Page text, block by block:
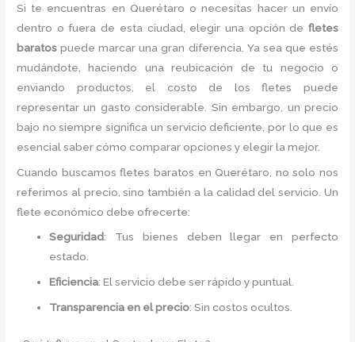
Si te encuentras en Querétaro o necesitas hacer un envío
dentro o fuera de esta ciudad, elegir una opción de fletes
baratos puede marcar una gran diferencia. Ya sea que estés
mudándote, haciendo una reubicación de tu negocio o
enviando productos, el costo de los fletes puede
representar un gasto considerable. Sin embargo, un precio
bajo no siempre significa un servicio deficiente, por lo que es
esencial saber cómo comparar opciones y elegir la mejor.
Cuando buscamos fletes baratos en Querétaro, no solo nos
referimos al precio, sino también a la calidad del servicio. Un
flete económico debe ofrecerte:
Seguridad: Tus bienes deben llegar en perfecto
estado.
Eficiencia: El servicio debe ser rápido y puntual.
Transparencia en el precio: Sin costos ocultos.